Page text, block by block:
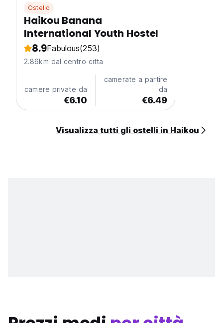
Ostello
Haikou Banana
International Youth Hostel
8.9Fabulous(253)
2.86km dal centro citta
camere private da
€6.10
camerate a partire
da
€6.49
Visualizza tutti gli ostelli in Haikou